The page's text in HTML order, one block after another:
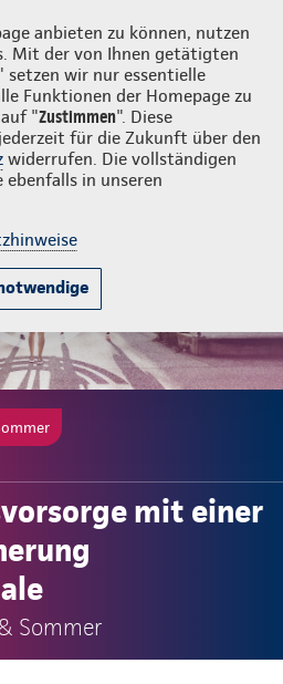
anbieten zu können, nutzen
Mit der von Ihnen getätigten
setzen wir nur essentielle
Funktionen der Homepage zu
"Zustimmen". Diese
für die Zukunft über den
widerrufen. Die vollständigen
in unseren
Login
Wissenwertes Beratung &
mit einer
Sommer